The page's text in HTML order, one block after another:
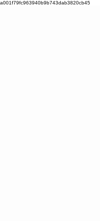
a001f79fc963940b9b743dab3820cb45